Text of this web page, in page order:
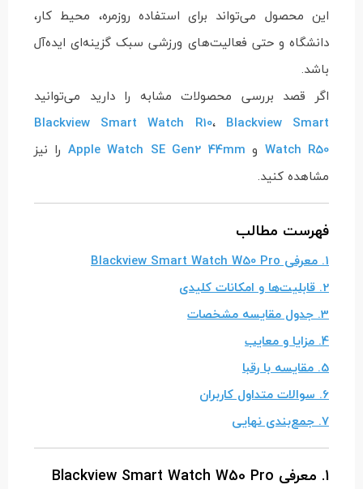
این محصول می‌تواند برای استفاده روزمره، محیط کار،
دانشگاه و حتی فعالیت‌های ورزشی سبک گزینه‌ای ایده‌آل
باشد.
اگر قصد بررسی محصولات مشابه را دارید می‌توانید
Blackview Smart Watch R10، Blackview Smart
Watch R50 و Apple Watch SE Gen2 44mm را نیز
مشاهده کنید.
فهرست مطالب
1. معرفی Blackview Smart Watch W50 Pro
2. قابلیت‌ها و امکانات کلیدی
3. جدول مقایسه مشخصات
4. مزایا و معایب
5. مقایسه با رقبا
6. سوالات متداول کاربران
7. جمع‌بندی نهایی
1. معرفی Blackview Smart Watch W50 Pro